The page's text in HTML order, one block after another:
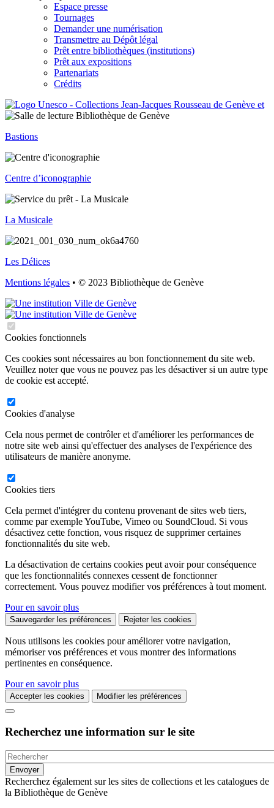
Espace presse
Tournages
Demander une numérisation
Transmettre au Dépôt légal
Prêt entre bibliothèques (institutions)
Prêt aux expositions
Partenariats
Crédits
Bastions
Centre d’iconographie
La Musicale
Les Délices
Mentions légales • © 2023 Bibliothèque de Genève
Cookies fonctionnels
Ces cookies sont nécessaires au bon fonctionnement du site web.
Veuillez noter que vous ne pouvez pas les désactiver si un autre type
de cookie est accepté.
Cookies d'analyse
Cela nous permet de contrôler et d'améliorer les performances de
notre site web ainsi qu'effectuer des analyses de l'expérience des
utilisateurs de manière anonyme.
Cookies tiers
Cela permet d'intégrer du contenu provenant de sites web tiers,
comme par exemple YouTube, Vimeo ou SoundCloud. Si vous
désactivez cette fonction, vous risquez de supprimer certaines
fonctionnalités du site web.
La désactivation de certains cookies peut avoir pour conséquence
que les fonctionnalités connexes cessent de fonctionner
correctement. Vous pouvez modifier vos préférences à tout moment.
Pour en savoir plus
Sauvegarder les préférences Rejeter les cookies
Nous utilisons les cookies pour améliorer votre navigation,
mémoriser vos préférences et vous montrer des informations
pertinentes en conséquence.
Pour en savoir plus
Accepter les cookies Modifier les préférences
Recherchez une information sur le site
Recherchez également sur les sites de collections et les catalogues de
la Bibliothèque de Genève